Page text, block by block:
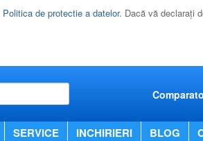
Politica de protectie a datelor. Dacă vă declaraţi
SERVICE INCHIRIERI BLOG